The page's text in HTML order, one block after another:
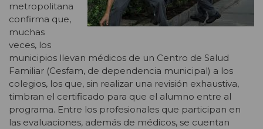
metropolitana
confirma que,
muchas
veces, los
municipios llevan médicos de un Centro de Salud
Familiar (Cesfam, de dependencia municipal) a los
colegios, los que, sin realizar una revisión exhaustiva,
timbran el certificado para que el alumno entre al
programa. Entre los profesionales que participan en
las evaluaciones, además de médicos, se cuentan